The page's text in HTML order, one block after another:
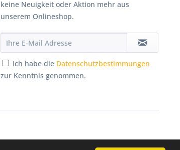
keine Neuigkeit oder Aktion mehr aus
unserem Onlineshop.
Ich habe die Datenschutzbestimmungen
zur Kenntnis genommen.